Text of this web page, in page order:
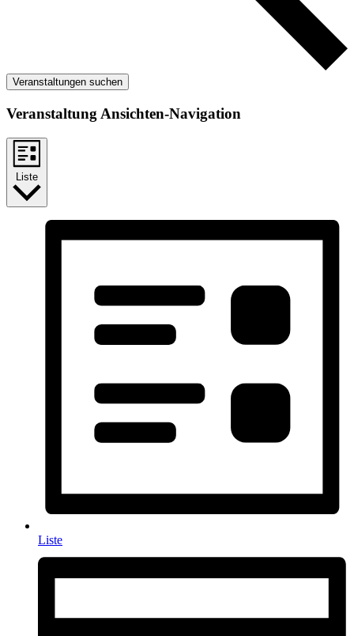
Veranstaltungen suchen
Veranstaltung Ansichten-Navigation
Liste
Liste